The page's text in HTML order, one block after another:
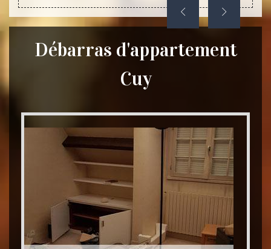
Débarras d'appartement
Cuy